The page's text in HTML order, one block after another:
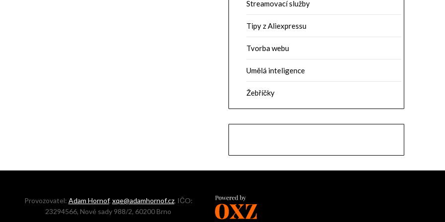
Streamovací služby
Tipy z Aliexpressu
Tvorba webu
Umělá inteligence
Žebříčky
Provozovatel: Adam Hornof, xqe@adamhornof.cz, IČO:
23294566, Nové sady 988/2, 60200 Brno